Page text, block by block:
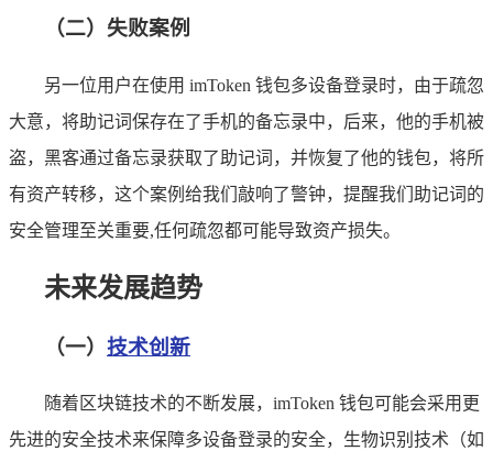
（二）失败案例
另一位用户在使用 imToken 钱包多设备登录时，由于疏忽
大意，将助记词保存在了手机的备忘录中，后来，他的手机被
盗，黑客通过备忘录获取了助记词，并恢复了他的钱包，将所
有资产转移，这个案例给我们敲响了警钟，提醒我们助记词的
安全管理至关重要,任何疏忽都可能导致资产损失。
未来发展趋势
（一） 技术创新
随着区块链技术的不断发展，imToken 钱包可能会采用更
先进的安全技术来保障多设备登录的安全，生物识别技术（如